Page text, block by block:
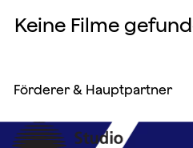
Keine Filme
Förderer & Hauptpartner